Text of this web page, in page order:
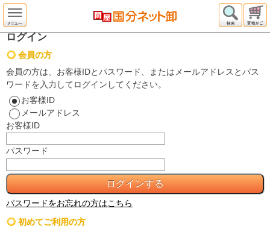
ログイン
会員の方
会員の方は、お客様IDとパスワード、またはメールアドレスとパス
ワードを入力してログインしてください。
お客様ID
メールアドレス
お客様ID
パスワード
パスワードをお忘れの方はこちら
初めてご利用の方